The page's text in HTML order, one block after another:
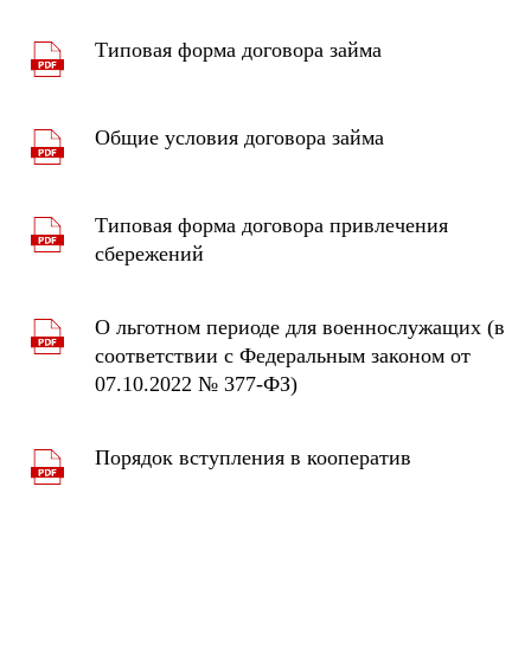
Типовая форма договора займа
Общие условия договора займа
Типовая форма договора привлечения
сбережений
О льготном периоде для военнослужащих (в
соответствии с Федеральным законом от
07.10.2022 № 377-ФЗ)
Порядок вступления в кооператив